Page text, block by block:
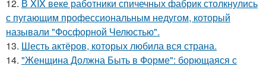
12. В XIX веке работники спичечных фабрик столкнулись
с пугающим профессиональным недугом, который
называли "Фосфорной Челюстью".
13. Шесть актёров, которых любила вся страна.
14. "Женщина Должна Быть в Форме": борющаяся с